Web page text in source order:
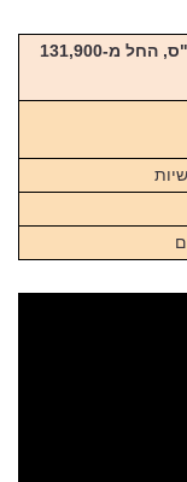
אופל אסטרה, טורבו-בנזין 1.4 ליטר, 150 כ"ס, החל מ-131,900